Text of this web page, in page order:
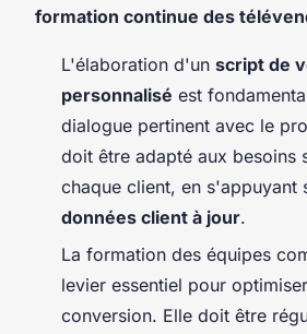
formation continue des
L'élaboration d'un script de
personnalisé est
dialogue pertinent avec le
doit être adapté aux besoins
chaque client, en s'appuyant
données client à jour.
La formation des équipes
levier essentiel pour
conversion. Elle doit être